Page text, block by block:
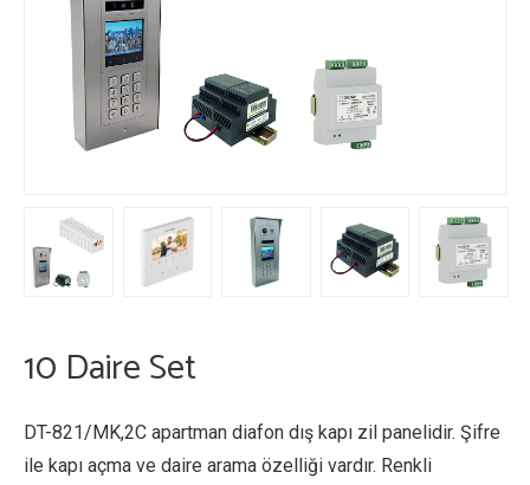
10 Daire Set
DT-821/MK,2C apartman diafon dış kapı zil panelidir. Şifre
ile kapı açma ve daire arama özelliği vardır. Renkli